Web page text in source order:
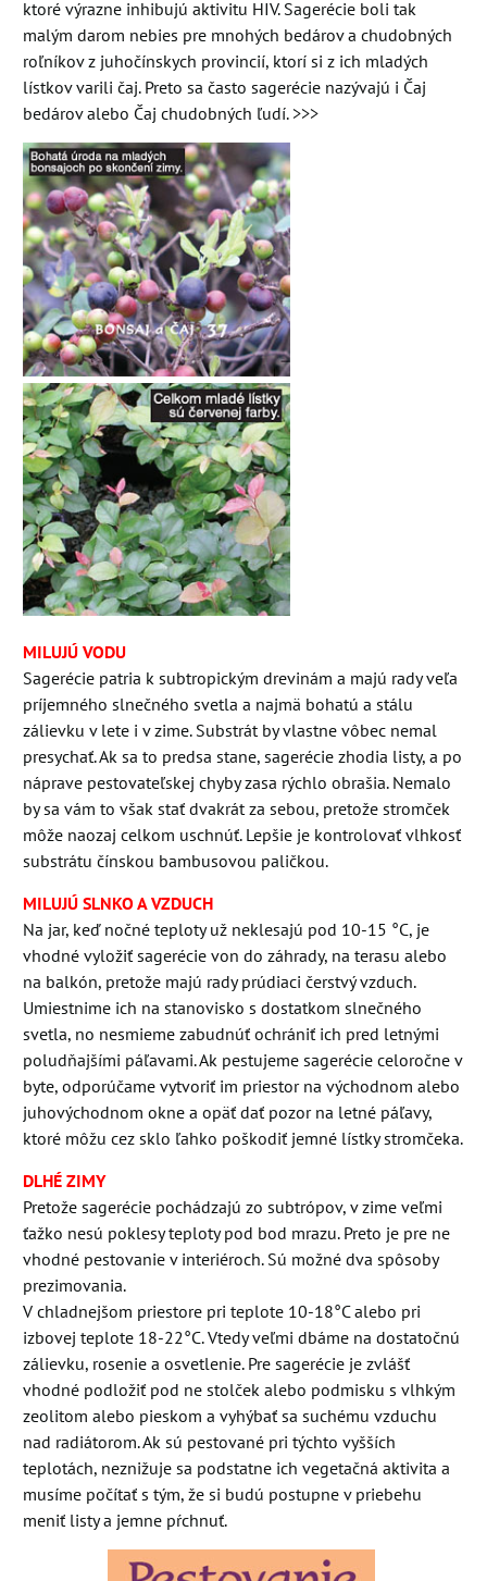
ktoré výrazne inhibujú aktivitu HIV. Sagerécie boli tak
malým darom nebies pre mnohých bedárov a chudobných
roľníkov z juhočínskych provincií, ktorí si z ich mladých
lístkov varili čaj. Preto sa často sagerécie nazývajú i Čaj
bedárov alebo Čaj chudobných ľudí. >>>
MILUJÚ VODU
Sagerécie patria k subtropickým drevinám a majú rady veľa
príjemného slnečného svetla a najmä bohatú a stálu
zálievku v lete i v zime. Substrát by vlastne vôbec nemal
presychať. Ak sa to predsa stane, sagerécie zhodia listy, a po
náprave pestovateľskej chyby zasa rýchlo obrašia. Nemalo
by sa vám to však stať dvakrát za sebou, pretože stromček
môže naozaj celkom uschnúť. Lepšie je kontrolovať vlhkosť
substrátu čínskou bambusovou paličkou.
MILUJÚ SLNKO A VZDUCH
Na jar, keď nočné teploty už neklesajú pod 10-15 °C, je
vhodné vyložiť sagerécie von do záhrady, na terasu alebo
na balkón, pretože majú rady prúdiaci čerstvý vzduch.
Umiestnime ich na stanovisko s dostatkom slnečného
svetla, no nesmieme zabudnúť ochrániť ich pred letnými
poludňajšími páľavami. Ak pestujeme sagerécie celoročne v
byte, odporúčame vytvoriť im priestor na východnom alebo
juhovýchodnom okne a opäť dať pozor na letné páľavy,
ktoré môžu cez sklo ľahko poškodiť jemné lístky stromčeka.
DLHÉ ZIMY
Pretože sagerécie pochádzajú zo subtrópov, v zime veľmi
ťažko nesú poklesy teploty pod bod mrazu. Preto je pre ne
vhodné pestovanie v interiéroch. Sú možné dva spôsoby
prezimovania.
V chladnejšom priestore pri teplote 10-18°C alebo pri
izbovej teplote 18-22°C. Vtedy veľmi dbáme na dostatočnú
zálievku, rosenie a osvetlenie. Pre sagerécie je zvlášť
vhodné podložiť pod ne stolček alebo podmisku s vlhkým
zeolitom alebo pieskom a vyhýbať sa suchému vzduchu
nad radiátorom. Ak sú pestované pri týchto vyšších
teplotách, neznižuje sa podstatne ich vegetačná aktivita a
musíme počítať s tým, že si budú postupne v priebehu
meniť listy a jemne pŕchnuť.